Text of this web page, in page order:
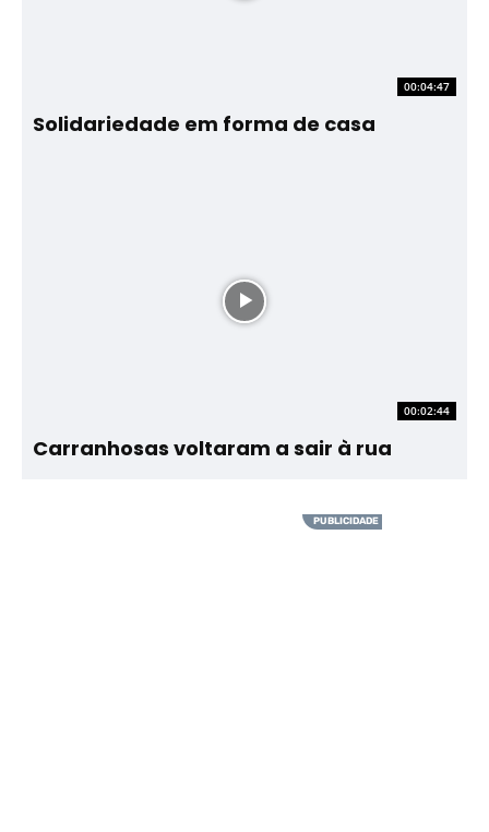
00:04:47
Solidariedade em forma de casa
00:02:44
Carranhosas voltaram a sair à rua